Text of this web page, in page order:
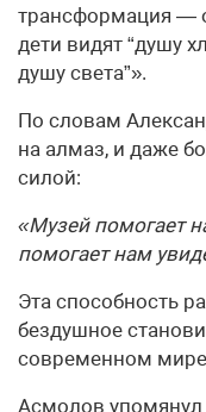
трансформация —
дети видят “душу
душу света”».
По словам
на алмаз, и даже
силой:
«Музей помогает
помогает нам
Эта способность
бездушное
современном
Асмолов упомянул